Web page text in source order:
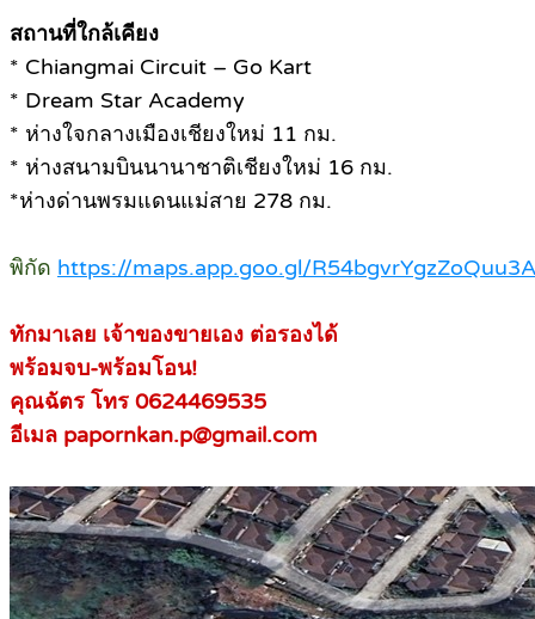
สถานที่ใกล้เคียง
* Chiangmai Circuit – Go Kart
* Dream Star Academy
* ห่างใจกลางเมืองเชียงใหม่ 11 กม.
* ห่างสนามบินนานาชาติเชียงใหม่ 16 กม.
*ห่างด่านพรมแดนแม่สาย 278 กม.
พิกัด https://maps.app.goo.gl/R54bgvrYgzZoQuu3A
ทักมาเลย เจ้าของขายเอง ต่อรองได้
พร้อมจบ-พร้อมโอน!
คุณฉัตร โทร 0624469535
อีเมล papornkan.p@gmail.com